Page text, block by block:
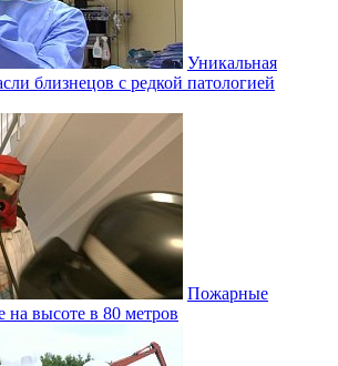
Уникальная
близнецов с редкой патологией
Пожарные
на высоте в 80 метров